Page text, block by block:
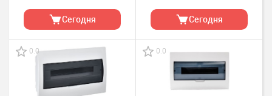
Сегодня Сегодня
0.0 0.0